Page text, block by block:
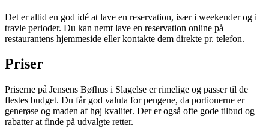
Det er altid en god idé at lave en reservation, især i weekender og i
travle perioder. Du kan nemt lave en reservation online på
restaurantens hjemmeside eller kontakte dem direkte pr. telefon.
Priser
Priserne på Jensens Bøfhus i Slagelse er rimelige og passer til de
flestes budget. Du får god valuta for pengene, da portionerne er
generøse og maden af høj kvalitet. Der er også ofte gode tilbud og
rabatter at finde på udvalgte retter.